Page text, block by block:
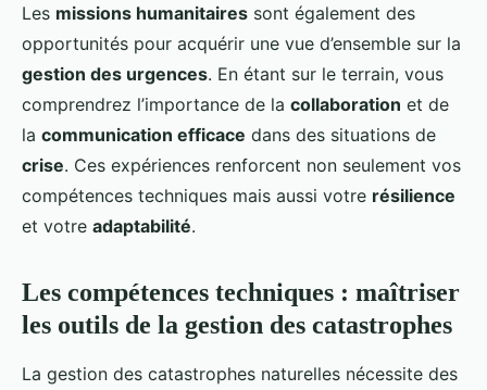
Les missions humanitaires sont également des
opportunités pour acquérir une vue d’ensemble sur la
gestion des urgences. En étant sur le terrain, vous
comprendrez l’importance de la collaboration et de
la communication efficace dans des situations de
crise. Ces expériences renforcent non seulement vos
compétences techniques mais aussi votre résilience
et votre adaptabilité.
Les compétences techniques : maîtriser
les outils de la gestion des catastrophes
La gestion des catastrophes naturelles nécessite des